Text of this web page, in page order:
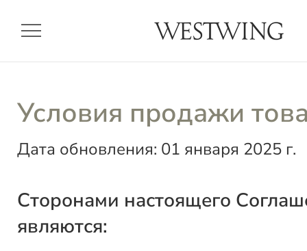
menu
Условия продажи
Дата обновления: 01 января 2025 г.
Сторонами настоящего
являются: